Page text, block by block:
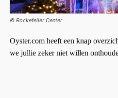
© Rockefeller Center
Oyster.com heeft een knap
we jullie zeker niet willen